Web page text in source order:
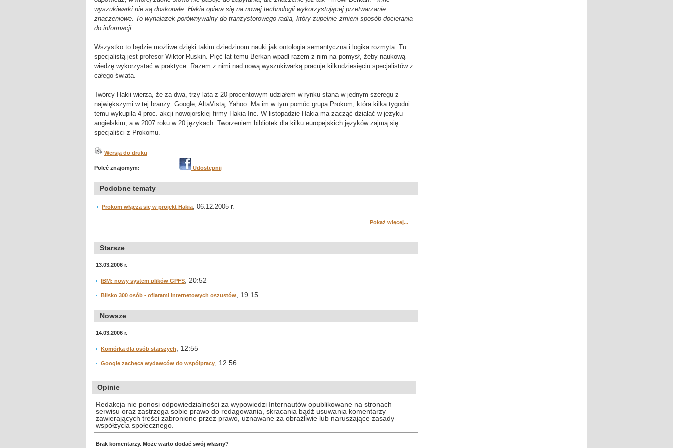
wyszukiwarki nie są doskonałe. Hakia opiera się na nowej technologii wykorzystującej przetwarzanie
znaczeniowe. To wynalazek porównywalny do tranzystorowego radia, który zupełnie zmieni sposób docierania
do informacji.
Wszystko to będzie możliwe dzięki takim dziedzinom nauki jak ontologia semantyczna i logika rozmyta. Tu
specjalistą jest profesor Wiktor Ruskin. Pięć lat temu Berkan wpadł razem z nim na pomysł, żeby naukową
wiedzę wykorzystać w praktyce. Razem z nimi nad nową wyszukiwarką pracuje kilkudziesięciu specjalistów z
całego świata.
Twórcy Hakii wierzą, że za dwa, trzy lata z 20-procentowym udziałem w rynku staną w jednym szeregu z
największymi w tej branży: Google, AltaVistą, Yahoo. Ma im w tym pomóc grupa Prokom, która kilka tygodni
temu wykupiła 4 proc. akcji nowojorskiej firmy Hakia Inc. W listopadzie Hakia ma zacząć działać w języku
angielskim, a w 2007 roku w 20 językach. Tworzeniem bibliotek dla kilku europejskich języków zajmą się
specjaliści z Prokomu.
Wersja do druku
Poleć znajomym: Udostępnij
Podobne tematy
Prokom włącza się w projekt Hakia, 06.12.2005 r.
Pokaż więcej...
Starsze
13.03.2006 r.
IBM: nowy system plików GPFS , 20:52
Blisko 300 osób - ofiarami internetowych oszustów , 19:15
Nowsze
14.03.2006 r.
Komórka dla osób starszych , 12:55
Google zachęca wydawców do współpracy , 12:56
Opinie
Redakcja nie ponosi odpowiedzialności za wypowiedzi Internautów opublikowane na stronach
serwisu oraz zastrzega sobie prawo do redagowania, skracania bądź usuwania komentarzy
zawierających treści zabronione przez prawo, uznawane za obraźliwie lub naruszające zasady
współżycia społecznego.
Brak komentarzy. Może warto dodać swój własny?